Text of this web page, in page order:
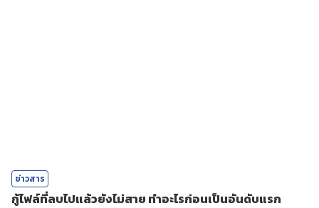
ข่าวสาร
กู้ไฟล์ที่ลบไปแล้วยังไม่สาย ทำอะไรก่อนเป็นอันดับแรก